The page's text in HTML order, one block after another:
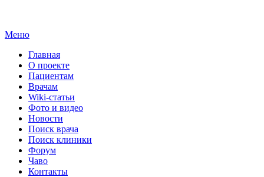
Меню
Главная
О проекте
Пациентам
Врачам
Wiki-статьи
Фото и видео
Новости
Поиск врача
Поиск клиники
Форум
Чаво
Контакты